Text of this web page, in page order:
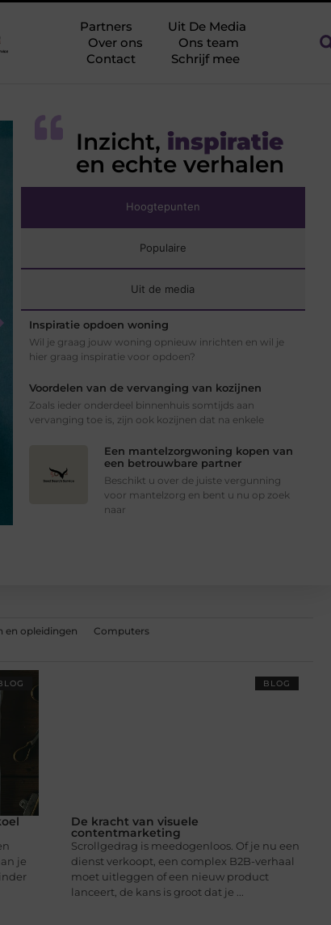
Partners
Uit De Media
Over ons
Ons team
Contact
Schrijf mee
HOME / GARDENING
Grote kunstplanten
kopen? Zoek niet
verder!
u er wel eens over nagedacht om grote planten
in uw huis of bedrijf neer te zetten. U kunt dan
kiezen uit twee soorten planten: levende grote
planten of grote kunstplanten. Tegenwoordig
kiezen particulieren
Inzicht, inspiratie
en echte verhalen
Hoogtepunten
Populaire
Uit de media
Inspiratie opdoen woning
Wil je graag jouw woning opnieuw inrichten en wil je
hier graag inspiratie voor opdoen?
Voordelen van de vervanging van kozijnen
Zoals ieder onderdeel binnenhuis somtijds aan
vervanging toe is, zijn ook kozijnen dat na enkele
Een mantelzorgwoning kopen van
een betrouwbare partner
Beschikt u over de juiste vergunning
voor mantelzorg en bent u nu op zoek
naar
en opleidingen Computers
je
BLOG
De kracht van visuele
contentmarketing
Scrollgedrag is meedogenloos. Of je nu een
dienst verkoopt, een complex B2B-verhaal
moet uitleggen of een nieuw product
lanceert, de kans is groot dat je ...